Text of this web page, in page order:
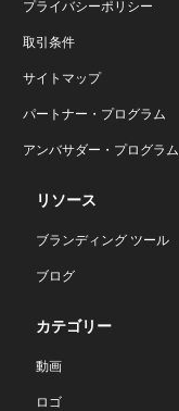
プライバシーポリシー
取引条件
サイトマップ
パートナー・プログラム
アンバサダー・プログラム
リソース
ブランディング ツール
ブログ
カテゴリー
動画
ロゴ